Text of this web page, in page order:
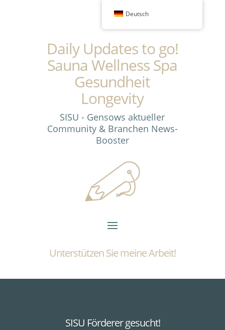
Daily Updates to go!
Sauna Wellness Spa
Gesundheit
Longevity
SISU - Gensows aktueller
Community & Branchen News-
Booster
Unterstützen Sie meine Arbeit!
SISU Förderer gesucht!
Deutsch